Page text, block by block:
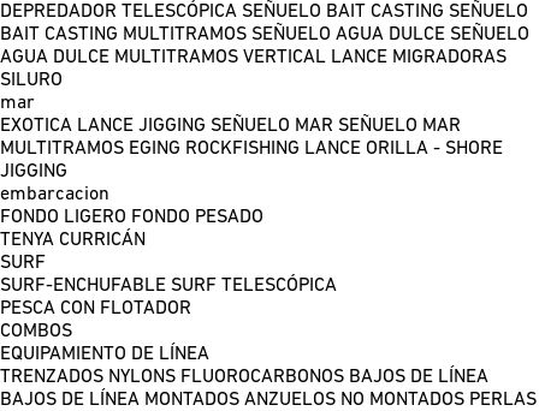
DEPREDADOR TELESCÓPICA SEÑUELO BAIT CASTING SEÑUELO
BAIT CASTING MULTITRAMOS SEÑUELO AGUA DULCE SEÑUELO
AGUA DULCE MULTITRAMOS VERTICAL LANCE MIGRADORAS
SILURO
mar
EXOTICA LANCE JIGGING SEÑUELO MAR SEÑUELO MAR
MULTITRAMOS EGING ROCKFISHING LANCE ORILLA - SHORE
JIGGING
embarcacion
FONDO LIGERO FONDO PESADO
TENYA CURRICÁN
SURF
SURF-ENCHUFABLE SURF TELESCÓPICA
PESCA CON FLOTADOR
COMBOS
EQUIPAMIENTO DE LÍNEA
TRENZADOS NYLONS FLUOROCARBONOS BAJOS DE LÍNEA
BAJOS DE LÍNEA MONTADOS ANZUELOS NO MONTADOS PERLAS